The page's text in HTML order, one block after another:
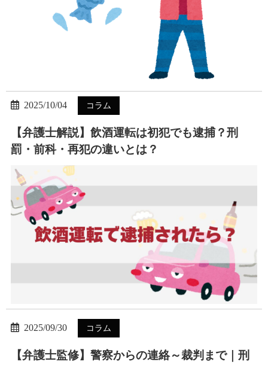
2025/10/04 コラム
【弁護士解説】飲酒運転は初犯でも逮捕？刑
罰・前科・再犯の違いとは？
2025/09/30 コラム
【弁護士監修】警察からの連絡～裁判まで｜刑